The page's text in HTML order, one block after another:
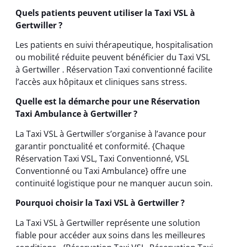
Quels patients peuvent utiliser la Taxi VSL à
Gertwiller ?
Les patients en suivi thérapeutique, hospitalisation
ou mobilité réduite peuvent bénéficier du Taxi VSL
à Gertwiller . Réservation Taxi conventionné facilite
l’accès aux hôpitaux et cliniques sans stress.
Quelle est la démarche pour une Réservation
Taxi Ambulance à Gertwiller ?
La Taxi VSL à Gertwiller s’organise à l’avance pour
garantir ponctualité et conformité. {Chaque
Réservation Taxi VSL, Taxi Conventionné, VSL
Conventionné ou Taxi Ambulance} offre une
continuité logistique pour ne manquer aucun soin.
Pourquoi choisir la Taxi VSL à Gertwiller ?
La Taxi VSL à Gertwiller représente une solution
fiable pour accéder aux soins dans les meilleures